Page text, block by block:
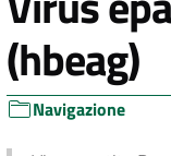
(hbeag)
Navigazione